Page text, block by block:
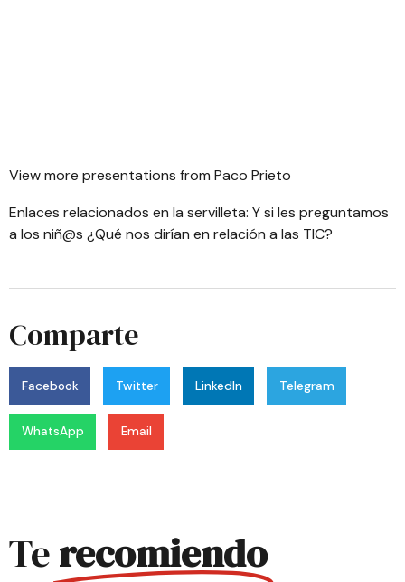
View more presentations from Paco Prieto
Enlaces relacionados en la servilleta: Y si les preguntamos
a los niñ@s ¿Qué nos dirían en relación a las TIC?
Comparte
Facebook Twitter LinkedIn Telegram
WhatsApp Email
Terecomiendo